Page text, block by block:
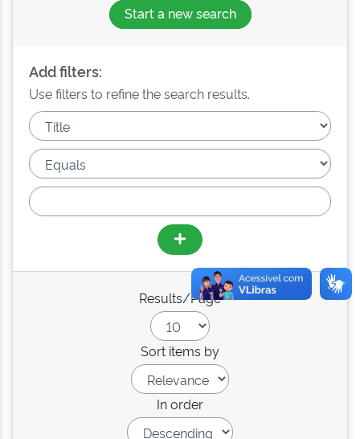
Start a new search
Add filters:
Use filters to refine the search results.
Results/Page
Sort items by
In order